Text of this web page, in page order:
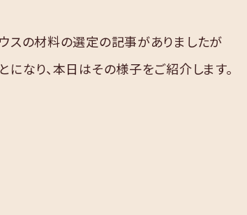
の材料の選定の記事がありましたが
なり、本日はその様子をご紹介します。